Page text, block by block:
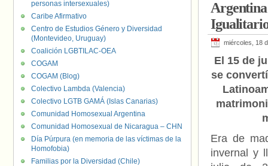
Dahdah,
miércoles, 18
El 15 de
se
Era de
invernal y
personas intersexuales)
Caribe Afirmativo
Centro de Estudios Género y Diversidad
(Montevideo, Uruguay)
Coalición LGBTILAC-OEA
COGAM
COGAM (Blog)
Colectivo Lambda (Valencia)
Colectivo LGTB GAMÁ (Islas Canarias)
Comunidad Homosexual Argentina
Comunidad Homosexual de Nicaragua – CHN
Día Púrpura (en memoria de las víctimas de la
Homofobia)
Familias por la Diversidad (Chile)